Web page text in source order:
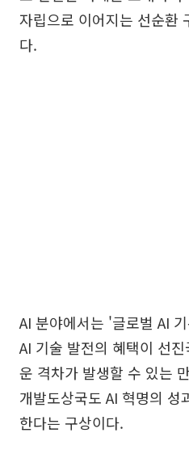
자립으로 이어지는 선순환
다.
AI 분야에서는 '글로벌 AI
AI 기술 발전의 혜택이 선
운 격차가 발생할 수 있는
개발도상국도 AI 혁명의
한다는 구상이다.